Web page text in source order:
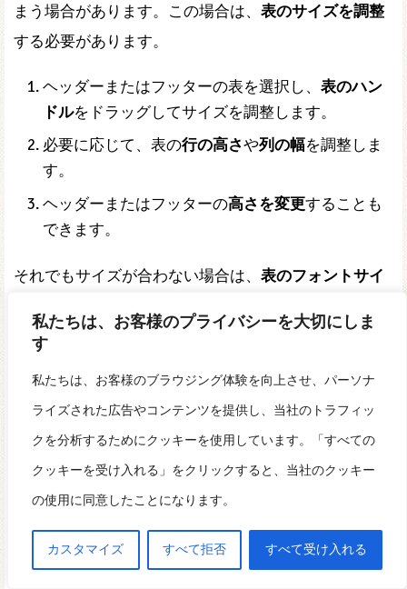
私たちは、お客様のプライバシーを大切にしま
す
私たちは、お客様のブラウジング体験を向上させ、パーソナ
ライズされた広告やコンテンツを提供し、当社のトラフィッ
クを分析するためにクッキーを使用しています。「すべての
クッキーを受け入れる」をクリックすると、当社のクッキー
の使用に同意したことになります。
カスタマイズ すべて拒否 すべて受け入れる
まう場合があります。この場合は、 表のサイズを調整
する必要があります。
ヘッダーまたはフッターの表を選択し、 表のハン
ドルをドラッグしてサイズを調整します。
必要に応じて、表の行の高さや列の幅を調整しま
す。
ヘッダーまたはフッターの高さを変更することも
できます。
それでもサイズが合わない場合は、 表のフォントサイ
の方法を試してみてください。
田中 拓海（たなか・たくみ）、Devkai.one
の創設者
Wordの使い方に悩むすべての方のために、devkai.oneを立ち上
げました。基本操作からPDF変換、テンプレート活用まで、